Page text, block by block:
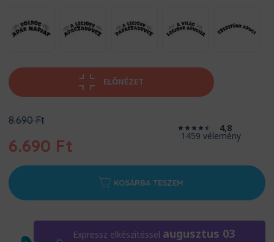
ELŐNÉZET
8.690FtOriginal
was:
8.690 Ft.
6.690 Ft
Current
price
is:
4,8
1459 vélemény
KOSÁRBA TESZEM
Expressz elkészítéssel augusztus 03